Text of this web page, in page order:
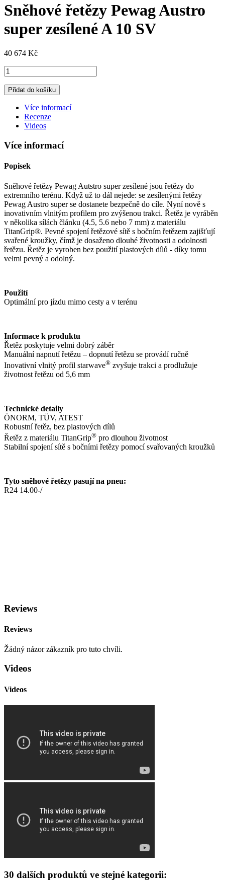
Sněhové řetězy Pewag Austro
super zesílené A 10 SV
40 674 Kč
Přidat do košíku
Více informací
Recenze
Videos
Více informací
Popisek
Sněhové řetězy Pewag Autstro super zesílené jsou řetězy do
extremního terénu. Když už to dál nejede: se zesílenými řetězy
Pewag Austro super se dostanete bezpečně do cíle. Nyní nově s
inovativním vlnitým profilem pro zvýšenou trakci. Řetěz je vyráběn
v několika sílách článku (4.5, 5.6 nebo 7 mm) z materiálu
TitanGrip®. Pevné spojení řetězové sítě s bočním řetězem zajišťují
svařené kroužky, čímž je dosaženo dlouhé životnosti a odolnosti
řetězu. Řetěz je vyroben bez použití plastových dílů - díky tomu
velmi pevný a odolný.
Použití
Optimální pro jízdu mimo cesty a v terénu
Informace k produktu
Řetěz poskytuje velmi dobrý záběr
Manuální napnutí řetězu – dopnutí řetězu se provádí ručně
Inovativní vlnitý profil starwave® zvyšuje trakci a prodlužuje
životnost řetězu od 5,6 mm
Technické detaily
ÖNORM, TÜV, ATEST
Robustní řetěz, bez plastových dílů
Řetěz z materiálu TitanGrip® pro dlouhou životnost
Stabilní spojení sítě s bočními řetězy pomocí svařovaných kroužků
Tyto sněhové řetězy pasují na pneu:
R24 14.00-/
Reviews
Reviews
Žádný názor zákazník pro tuto chvíli.
Videos
Videos
30 dalších produktů ve stejné kategorii: